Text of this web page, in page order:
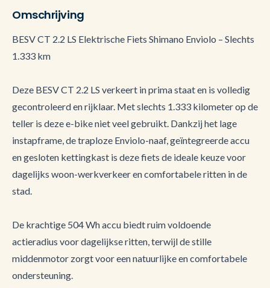
Omschrijving
BESV CT 2.2 LS Elektrische Fiets Shimano Enviolo – Slechts
1.333 km
Deze BESV CT 2.2 LS verkeert in prima staat en is volledig
gecontroleerd en rijklaar. Met slechts 1.333 kilometer op de
teller is deze e-bike niet veel gebruikt. Dankzij het lage
instapframe, de traploze Enviolo-naaf, geïntegreerde accu
en gesloten kettingkast is deze fiets de ideale keuze voor
dagelijks woon-werkverkeer en comfortabele ritten in de
stad.
De krachtige 504 Wh accu biedt ruim voldoende
actieradius voor dagelijkse ritten, terwijl de stille
middenmotor zorgt voor een natuurlijke en comfortabele
ondersteuning.